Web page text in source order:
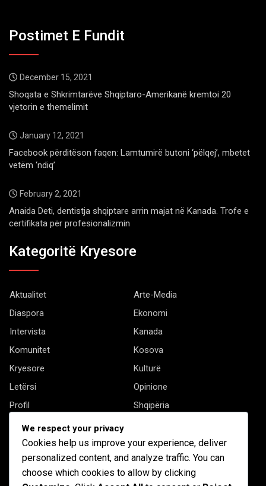
Postimet E Fundit
December 15, 2021
Shoqata e Shkrimtarëve Shqiptaro-Amerikanë kremtoi 20
vjetorin e themelimit
January 12, 2021
Facebook përditëson faqen: Lamtumirë butoni ‘pëlqej’, mbetet
vetëm ‘ndiq’
February 2, 2021
Anaida Deti, dentistja shqiptare arrin majat në Kanada. Trofe e
certifikata për profesionalizmin
Kategoritë Kryesore
Aktualitet
Arte-Media
Diaspora
Ekonomi
Intervista
Kanada
Komunitet
Kosova
Kryesore
Kulturë
Letërsi
Opinione
Profil
Shqipëria
Shqiptarët në biznes
Të tjera
We respect your privacy
Cookies help us improve your experience, deliver
personalized content, and analyze traffic. You can
choose which cookies to allow by clicking